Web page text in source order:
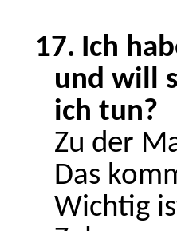
17. Ich
und will
ich tun?
Zu der
Das
Wichtig